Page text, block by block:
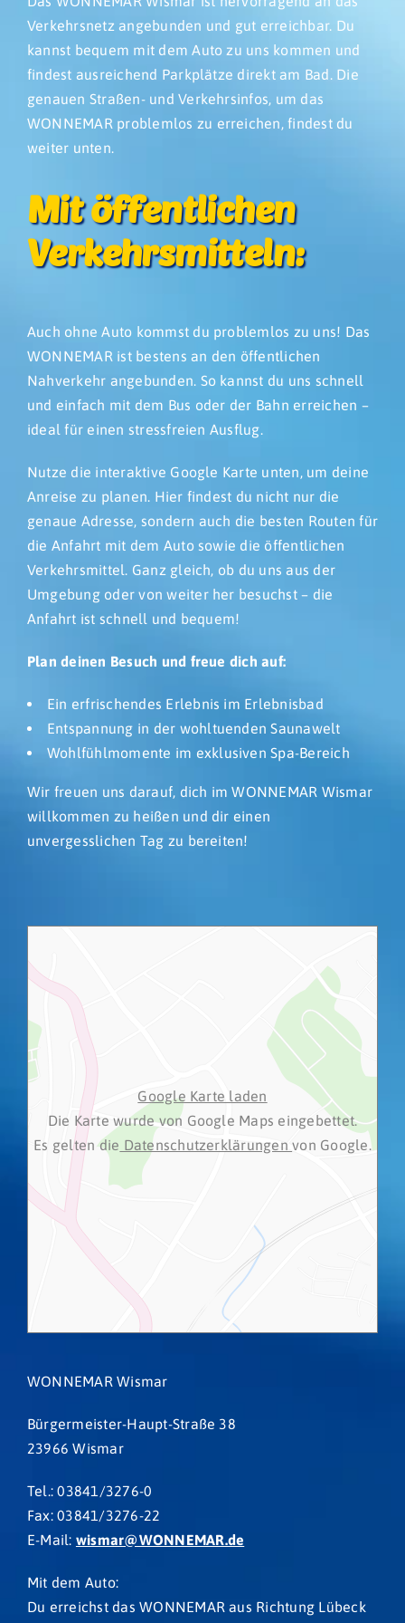
Verkehrsnetz angebunden und gut erreichbar. Du
kannst bequem mit dem Auto zu uns kommen und
findest ausreichend Parkplätze direkt am Bad. Die
genauen Straßen- und Verkehrsinfos, um das
WONNEMAR problemlos zu erreichen, findest du
weiter unten.
Mit öffentlichen
Verkehrsmitteln:
Auch ohne Auto kommst du problemlos zu uns! Das
WONNEMAR ist bestens an den öffentlichen
Nahverkehr angebunden. So kannst du uns schnell
und einfach mit dem Bus oder der Bahn erreichen –
ideal für einen stressfreien Ausflug.
Nutze die interaktive Google Karte unten, um deine
Anreise zu planen. Hier findest du nicht nur die
genaue Adresse, sondern auch die besten Routen für
die Anfahrt mit dem Auto sowie die öffentlichen
Verkehrsmittel. Ganz gleich, ob du uns aus der
Umgebung oder von weiter her besuchst – die
Anfahrt ist schnell und bequem!
Plan deinen Besuch und freue dich auf:
Ein erfrischendes Erlebnis im Erlebnisbad
Entspannung in der wohltuenden Saunawelt
Wohlfühlmomente im exklusiven Spa-Bereich
Wir freuen uns darauf, dich im WONNEMAR Wismar
willkommen zu heißen und dir einen
unvergesslichen Tag zu bereiten!
Google Karte laden
Die Karte wurde von Google Maps eingebettet.
Es gelten die Datenschutzerklärungenvon Google.
WONNEMAR Wismar
Bürgermeister-Haupt-Straße 38
23966 Wismar
Tel.: 03841/3276-0
Fax: 03841/3276-22
E-Mail: wismar@WONNEMAR.de
Mit dem Auto:
Du erreichst das WONNEMAR aus Richtung Lübeck